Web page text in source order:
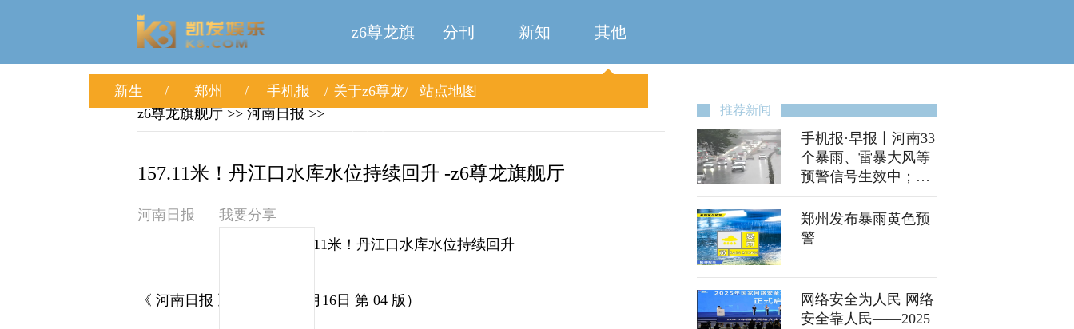
z6尊龙旗
舰厅
分刊 新知 其他
新生 郑州 手机报 关于z6尊龙
站点地图
z6尊龙旗舰厅 >> 河南日报 >>
157.11米！丹江口水库水位持续回升 -z6尊龙旗舰厅
河南日报
我要分享
157.11米！丹江口水库水位持续回升
《 河南日报 》（ 2025年09月16日 第 04 版）
推荐新闻
手机报·早报丨河南33
个暴雨、雷暴大风等
预警信号生效中；规
范供应商账款支付 17
家车企积极响应
郑州发布暴雨黄色预
警
网络安全为人民 网络
安全靠人民——2025